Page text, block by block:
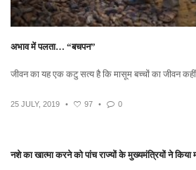
अभाव में पलता… “बचपन”
जीवन का यह एक कटु सत्य है कि मासूम बच्चों का जीवन कहीं
25 JULY, 2019 • 97 • 0
नशे का खात्मा करने को पांच राज्यों के मुख्यमंत्रियों ने किया